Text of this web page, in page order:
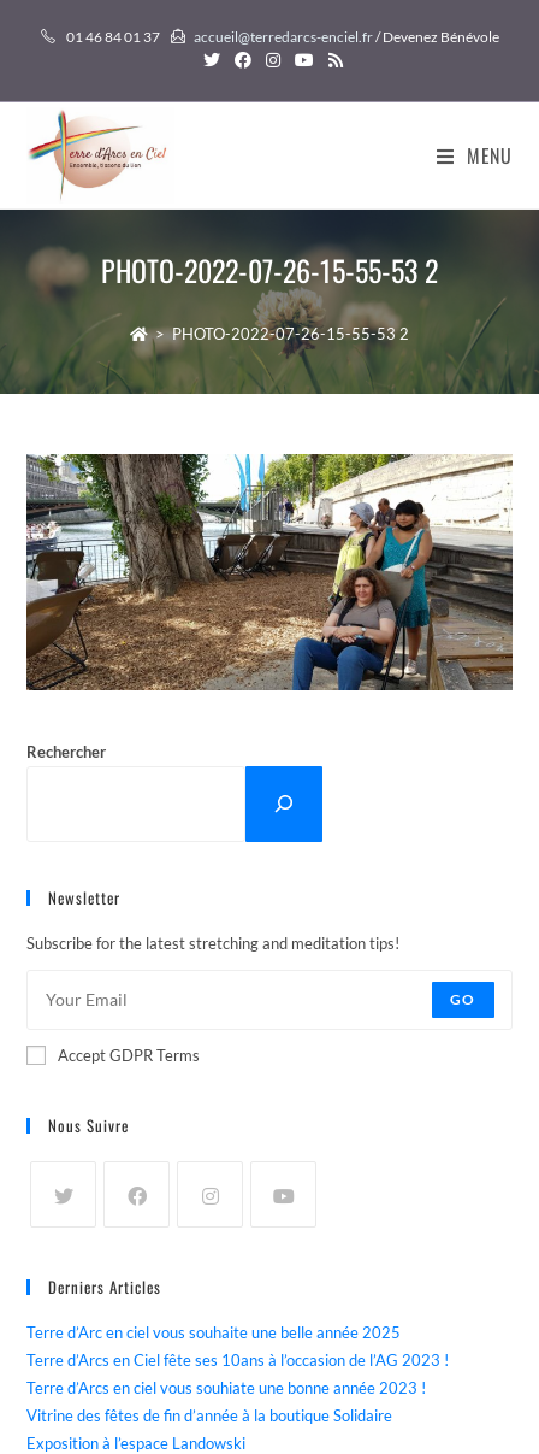
01 46 84 01 37 accueil@terredarcs-enciel.fr/ Devenez Bénévole
MENU
PHOTO-2022-07-26-15-55-53 2
> PHOTO-2022-07-26-15-55-53 2
Rechercher
Newsletter
Subscribe for the latest stretching and meditation tips!
GO
Accept GDPR Terms
Nous Suivre
Derniers Articles
Terre d’Arc en ciel vous souhaite une belle année 2025
Terre d’Arcs en Ciel fête ses 10ans à l’occasion de l’AG 2023 !
Terre d’Arcs en ciel vous souhiate une bonne année 2023 !
Vitrine des fêtes de fin d’année à la boutique Solidaire
Exposition à l’espace Landowski